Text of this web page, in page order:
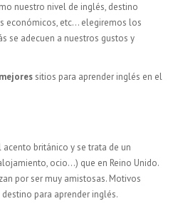
nuestro nivel de inglés, destino
económicos, etc… elegiremos los
se adecuen a nuestros gustos y
sitios para aprender inglés en el
británico y se trata de un
ocio…) que en Reino Unido.
por ser muy amistosas. Motivos
para aprender inglés.